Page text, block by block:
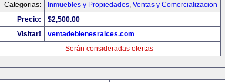
Categorias:
Inmuebles y Propiedades, Ventas y Comercializacion
Precio:
$2,500.00
Visitar!
ventadebienesraices.com
Serán consideradas ofertas